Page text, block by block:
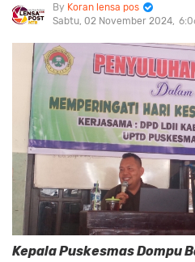
Koran lensa pos
Sabtu, 02 November 2024
Kepala Puskesmas Dompu